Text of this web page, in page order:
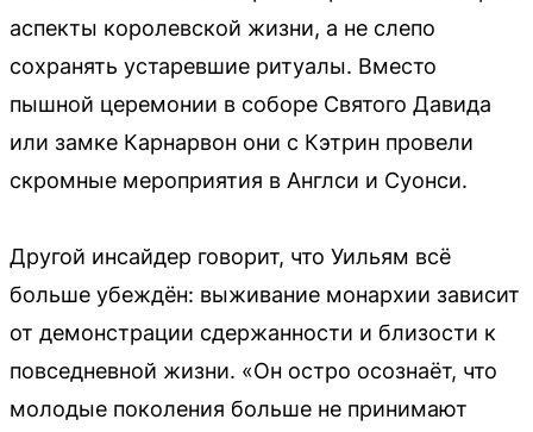
аспекты королевской жизни, а не слепо
сохранять устаревшие ритуалы. Вместо
пышной церемонии в соборе Святого Давида
или замке Карнарвон они с Кэтрин провели
скромные мероприятия в Англси и Суонси.
Другой инсайдер говорит, что Уильям всё
больше убеждён: выживание монархии зависит
от демонстрации сдержанности и близости к
повседневной жизни. «Он остро осознаёт, что
молодые поколения больше не принимают